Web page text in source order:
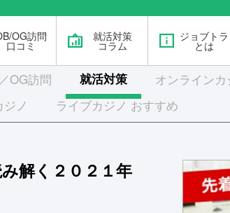
OG訪問
口コミ
就活対策
コラム
ジョブトラ
とは
OG訪問 就活対策
オンライン
ノ ライブカジノ おすすめ
解く２０２１年